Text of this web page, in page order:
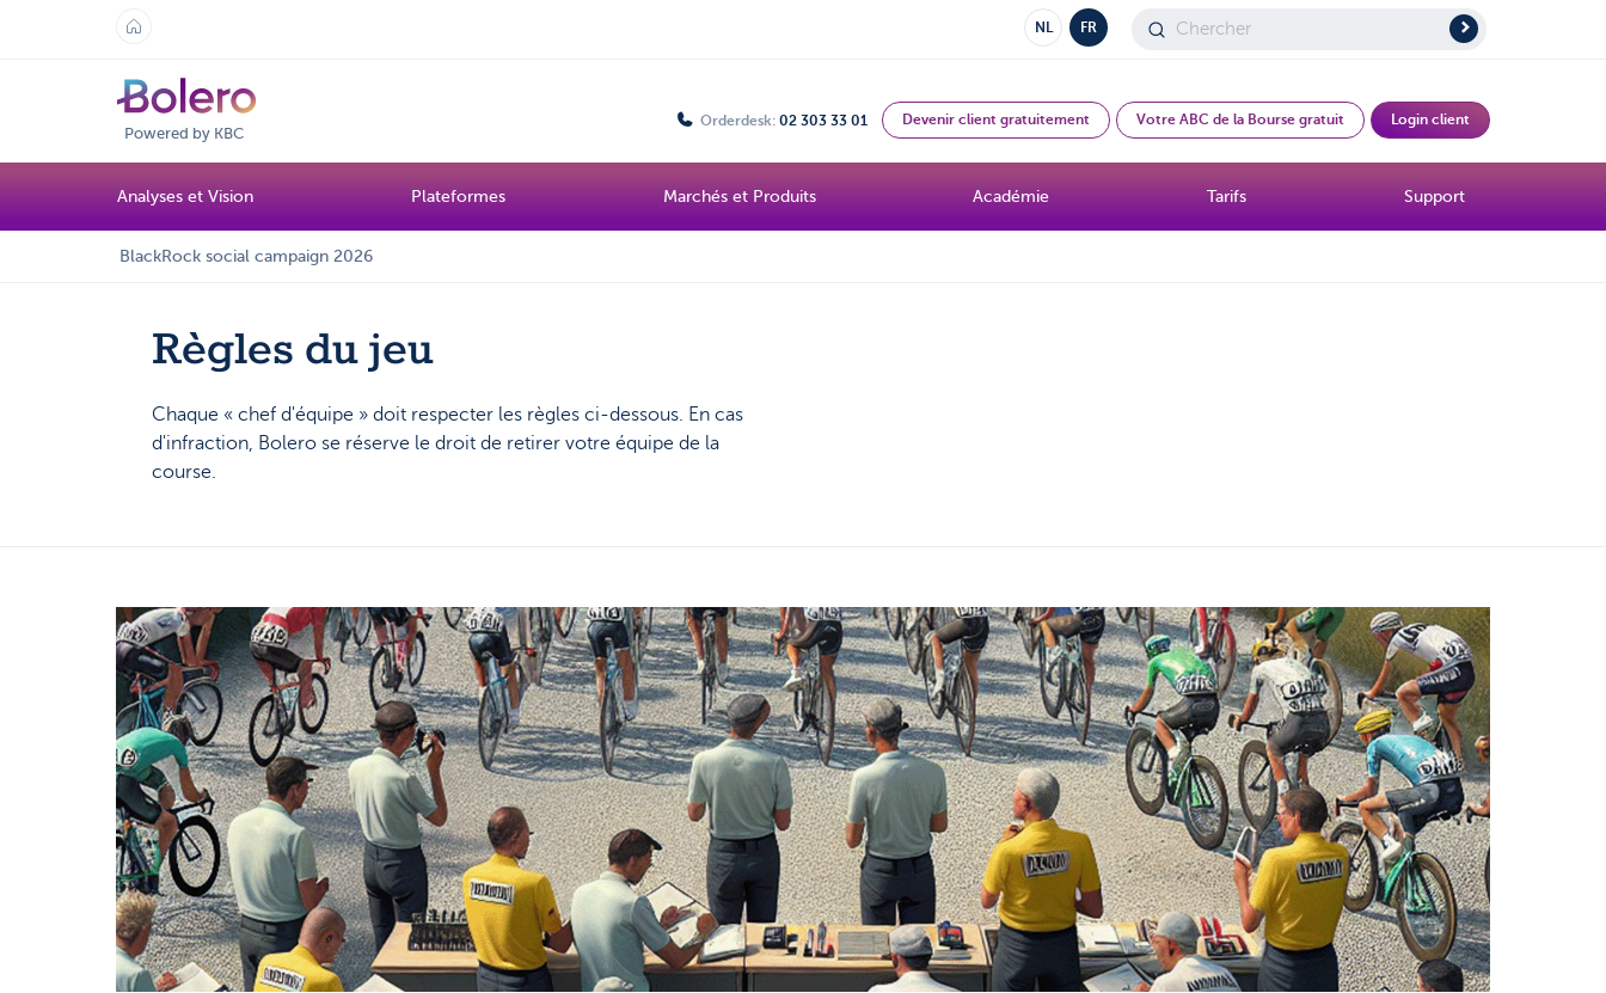
NL FR
Powered by KBC
Orderdesk: 02 303 33 01 Devenir client gratuitement Votre ABC de la Bourse gratuit Login client
Analyses et Vision Plateformes Marchés et Produits Académie Tarifs Support
BlackRock social campaign 2026
Règles du jeu
Chaque « chef d'équipe » doit respecter les règles ci-dessous. En cas
d'infraction, Bolero se réserve le droit de retirer votre équipe de la
course.